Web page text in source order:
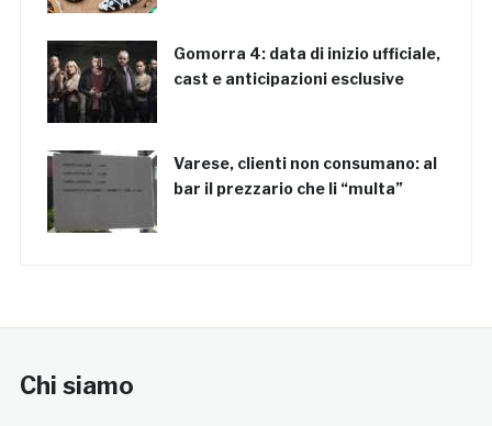
Gomorra 4: data di inizio ufficiale,
cast e anticipazioni esclusive
Varese, clienti non consumano: al
bar il prezzario che li “multa”
Chi siamo